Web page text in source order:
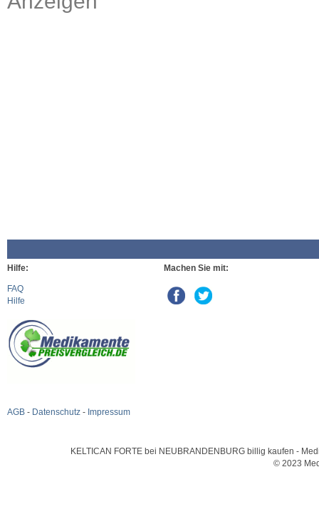
Hilfe:
FAQ
Hilfe
AGB - Datenschutz - Impressum
Machen Sie mit:
KELTICAN FORTE bei NEUBRANDENBURG billig kaufen -
© 2023